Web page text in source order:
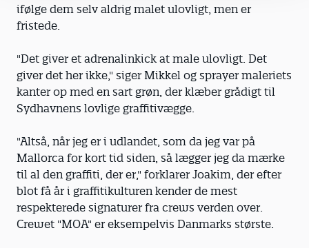
ifølge dem selv aldrig malet ulovligt, men er
fristede.
"Det giver et adrenalinkick at male ulovligt. Det
giver det her ikke," siger Mikkel og sprayer maleriets
kanter op med en sart grøn, der klæber grådigt til
Sydhavnens lovlige graffitivægge.
"Altså, når jeg er i udlandet, som da jeg var på
Mallorca for kort tid siden, så lægger jeg da mærke
til al den graffiti, der er," forklarer Joakim, der efter
blot få år i graffitikulturen kender de mest
respekterede signaturer fra crews verden over.
Crewet "MOA" er eksempelvis Danmarks største.